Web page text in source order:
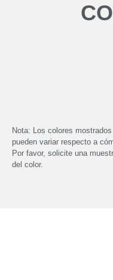
Nota: Los colores
pueden variar respecto a
Por favor, solicite una
del color.